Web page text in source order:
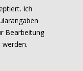
Ich
Bearbeitung